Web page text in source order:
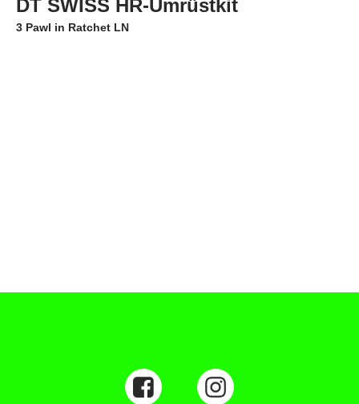
DT SWISS HR-Umrüstkit
3 Pawl in Ratchet LN